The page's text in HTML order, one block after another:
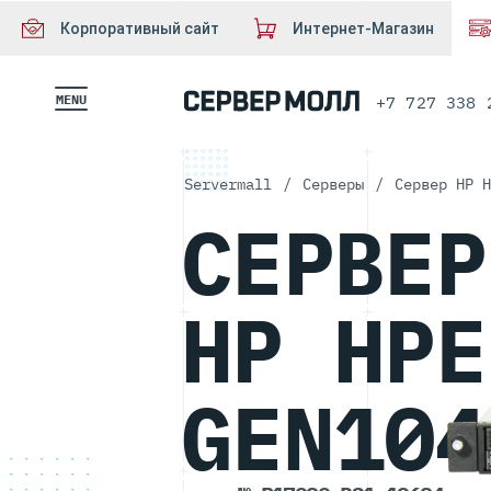
Корпоративный сайт Интернет-Магазин
MENU +7 727 338
Servermall / Серверы / Сервер HP
СЕРВЕР
HP